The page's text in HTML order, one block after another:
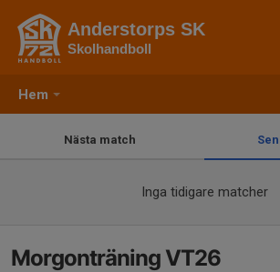
Hem
Anderstorps SK
Skolhandboll
Nästa match
Inga tidigare matcher
Morgonträning VT26